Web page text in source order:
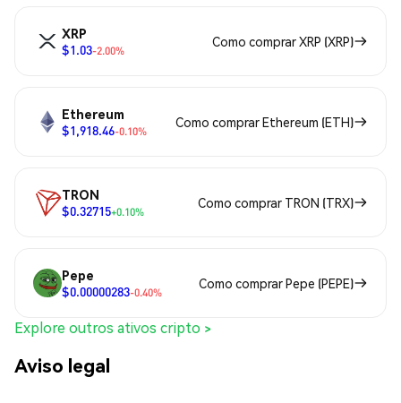
XRP
$1.03-2.00%
Como comprar XRP (XRP)
Ethereum
$1,918.46-0.10%
Como comprar Ethereum (ETH)
TRON
$0.32715+0.10%
Como comprar TRON (TRX)
Pepe
$0.00000283-0.40%
Como comprar Pepe (PEPE)
Explore outros ativos cripto >
Aviso legal